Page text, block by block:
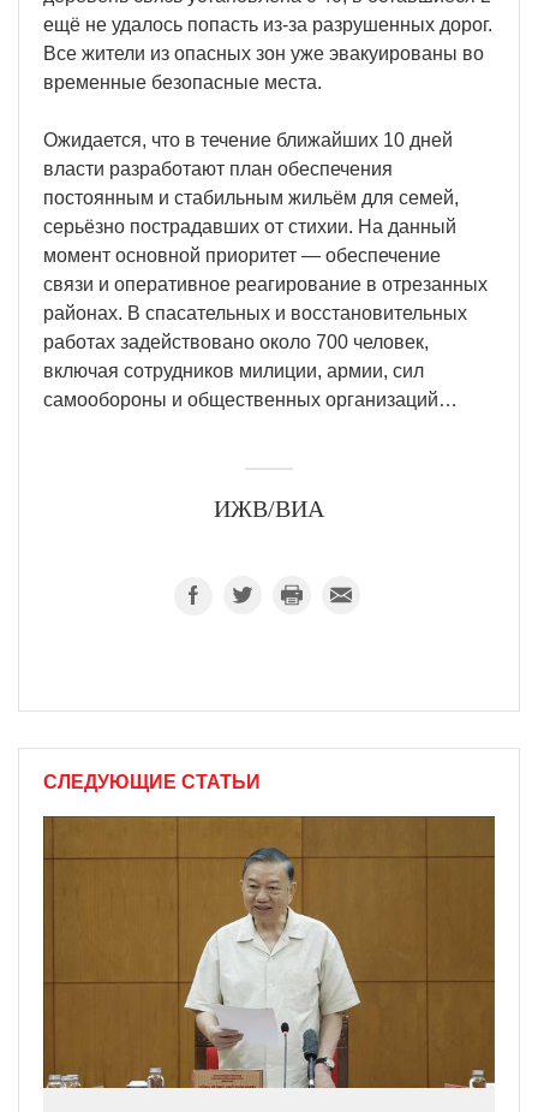
ещё не удалось попасть из-за разрушенных дорог.
Все жители из опасных зон уже эвакуированы во
временные безопасные места.
Ожидается, что в течение ближайших 10 дней
власти разработают план обеспечения
постоянным и стабильным жильём для семей,
серьёзно пострадавших от стихии. На данный
момент основной приоритет — обеспечение
связи и оперативное реагирование в отрезанных
районах. В спасательных и восстановительных
работах задействовано около 700 человек,
включая сотрудников милиции, армии, сил
самообороны и общественных организаций…
ИЖВ/ВИА
СЛЕДУЮЩИЕ СТАТЬИ